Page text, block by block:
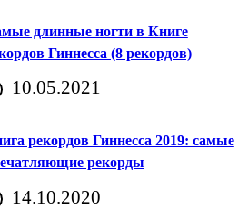
длинные ногти в Книге
Гиннесса (8 рекордов)
10.05.2021
рекордов Гиннесса 2019: самые
рекорды
14.10.2020